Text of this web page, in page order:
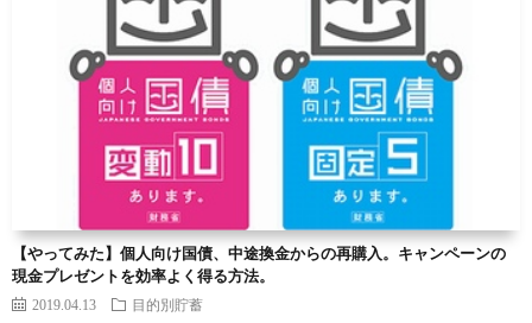
【やってみた】個人向け国債、中途換金からの再購入。キャンペーンの
現金プレゼントを効率よく得る方法。
2019.04.13 目的別貯蓄